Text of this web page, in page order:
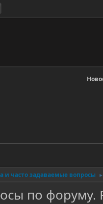
и часто задаваемые вопросы ►
по